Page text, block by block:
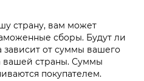
страну, вам может
сборы. Будут ли
от суммы вашего
вашей страны. Суммы
покупателем.